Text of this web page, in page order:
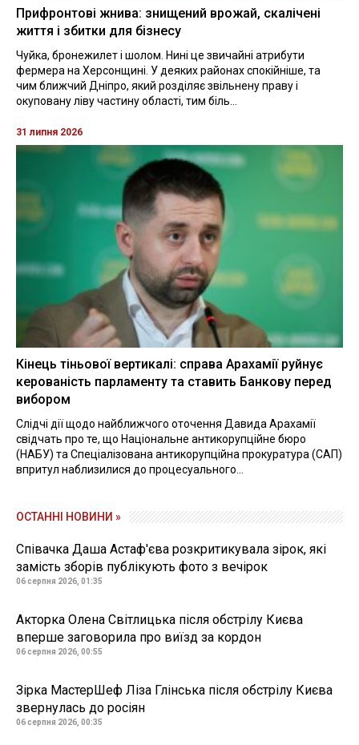
Прифронтові жнива: знищений врожай, скалічені
життя і збитки для бізнесу
Чуйка, бронежилет і шолом. Нині це звичайні атрибути
фермера на Херсонщині. У деяких районах спокійніше, та
чим ближчий Дніпро, який розділяє звільнену праву і
окуповану ліву частину області, тим біль...
31 липня 2026
Кінець тіньової вертикалі: справа Арахамії руйнує
керованість парламенту та ставить Банкову перед
вибором
Слідчі дії щодо найближчого оточення Давида Арахамії
свідчать про те, що Національне антикорупційне бюро
(НАБУ) та Спеціалізована антикорупційна прокуратура (САП)
впритул наблизилися до процесуального...
ОСТАННІ НОВИНИ »
Співачка Даша Астаф'єва розкритикувала зірок, які
замість зборів публікують фото з вечірок
06 серпня 2026, 01:35
Акторка Олена Світлицька після обстрілу Києва
вперше заговорила про виїзд за кордон
06 серпня 2026, 00:55
Зірка МастерШеф Ліза Глінська після обстрілу Києва
звернулась до росіян
06 серпня 2026, 00:35